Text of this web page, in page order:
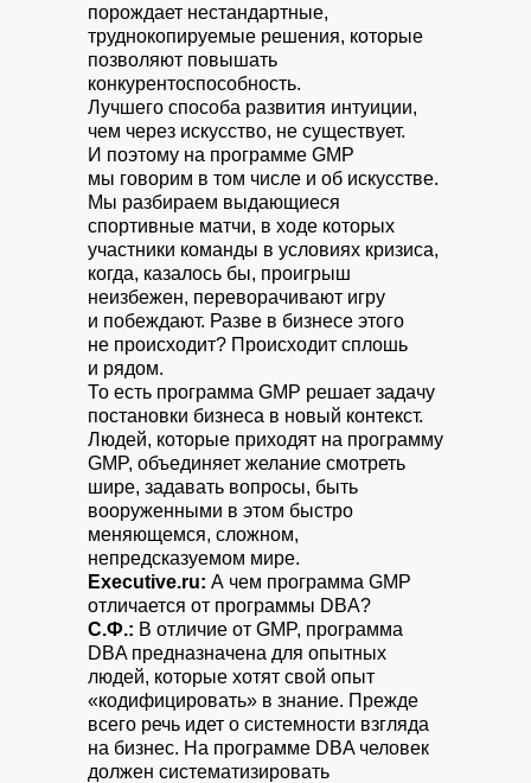
порождает нестандартные,
труднокопируемые решения, которые
позволяют повышать
конкурентоспособность.
Лучшего способа развития интуиции,
чем через искусство, не существует.
И поэтому на программе GMP
мы говорим в том числе и об искусстве.
Мы разбираем выдающиеся
спортивные матчи, в ходе которых
участники команды в условиях кризиса,
когда, казалось бы, проигрыш
неизбежен, переворачивают игру
и побеждают. Разве в бизнесе этого
не происходит? Происходит сплошь
и рядом.
То есть программа GMP решает задачу
постановки бизнеса в новый контекст.
Людей, которые приходят на программу
GMP, объединяет желание смотреть
шире, задавать вопросы, быть
вооруженными в этом быстро
меняющемся, сложном,
непредсказуемом мире.
Executive.ru: А чем программа GMP
отличается от программы DBA?
С.Ф.: В отличие от GMP, программа
DBA предназначена для опытных
людей, которые хотят свой опыт
«кодифицировать» в знание. Прежде
всего речь идет о системности взгляда
на бизнес. На программе DBA человек
должен систематизировать